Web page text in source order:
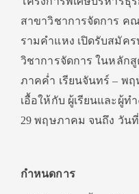
สาขาวิชาการจัดการ ค
รามคำแหง เปิดรับสมัค
วิชาการจัดการ ในหลักสู
ภาคค่ำ เรียนจันทร์ – พฤ
เอื้อให้กับ ผู้เรียนและผู้ท
29 พฤษภาคม จนถึง วันที่
กำหนดการ